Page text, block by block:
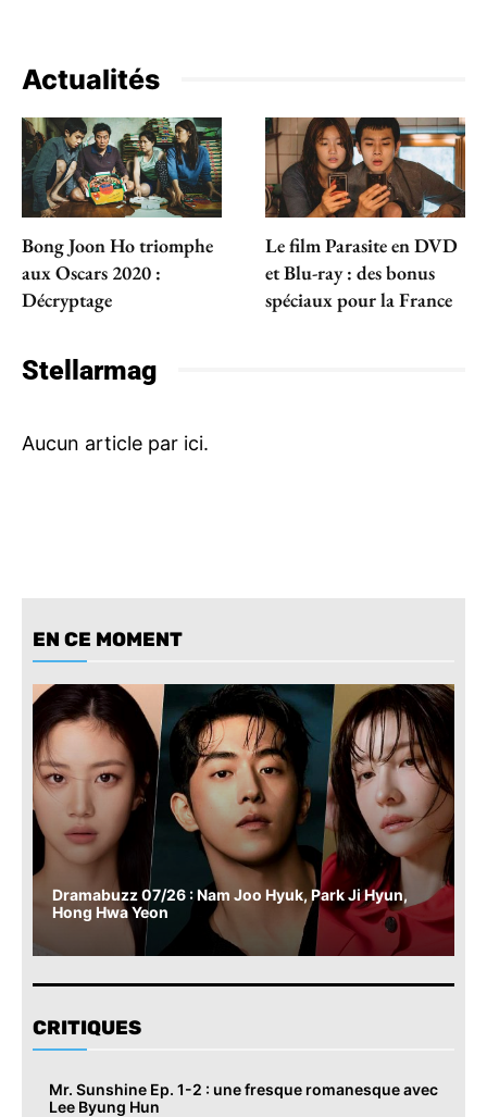
Actualités
Bong Joon Ho triomphe
aux Oscars 2020 :
Décryptage
Le film Parasite en DVD
et Blu-ray : des bonus
spéciaux pour la France
Stellarmag
EN CE MOMENT
Dramabuzz 07/26 : Nam Joo Hyuk, Park Ji Hyun,
Hong Hwa Yeon
CRITIQUES
Mr. Sunshine Ep. 1-2 : une fresque romanesque avec
Lee Byung Hun